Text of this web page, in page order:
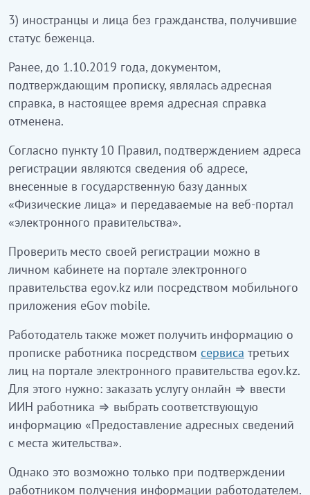
3) иностранцы и лица без гражданства, получившие
статус беженца.
Ранее, до 1.10.2019 года, документом,
подтверждающим прописку, являлась адресная
справка, в настоящее время адресная справка
отменена.
Согласно пункту 10 Правил, подтверждением адреса
регистрации являются сведения об адресе,
внесенные в государственную базу данных
«Физические лица» и передаваемые на веб-портал
«электронного правительства».
Проверить место своей регистрации можно в
личном кабинете на портале электронного
правительства egov.kz или посредством мобильного
приложения eGov mobile.
Работодатель также может получить информацию о
прописке работника посредством сервиса третьих
лиц на портале электронного правительства egov.kz.
Для этого нужно: заказать услугу онлайн ⇒ ввести
ИИН работника ⇒ выбрать соответствующую
информацию «Предоставление адресных сведений
с места жительства».
Однако это возможно только при подтверждении
работником получения информации работодателем.